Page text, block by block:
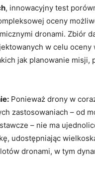
, innowacyjny test
oceny
dronami. Zbiór
w celu
jak planowanie
Ponieważ drony w
zastosowaniach – od
– nie ma
udostępniając
dronami, w tym